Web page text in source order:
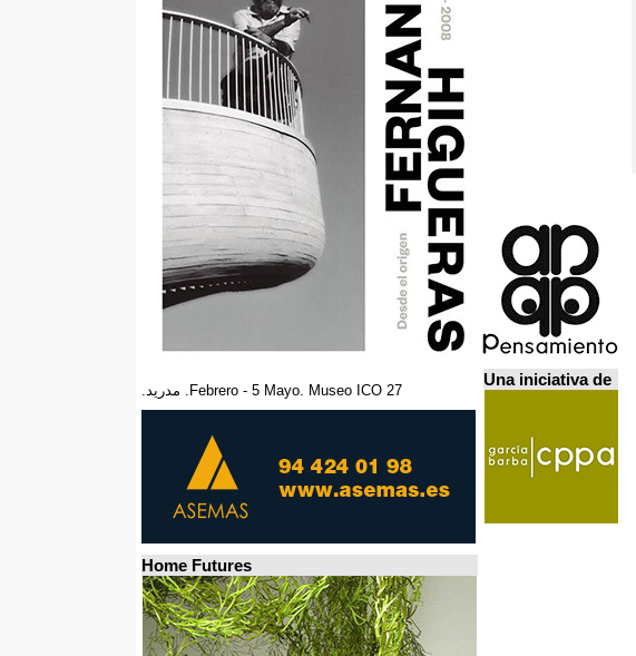
Una iniciativa de
27 Febrero - 5 Mayo. Museo ICO. مدريد.
Home Futures